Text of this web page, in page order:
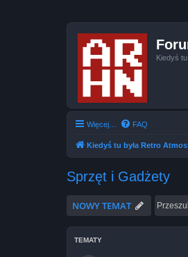
Kiedyś
Więcej… FAQ
Kiedyś tu była Retro
Sprzęt i Gadżety
NOWY TEMAT
TEMATY